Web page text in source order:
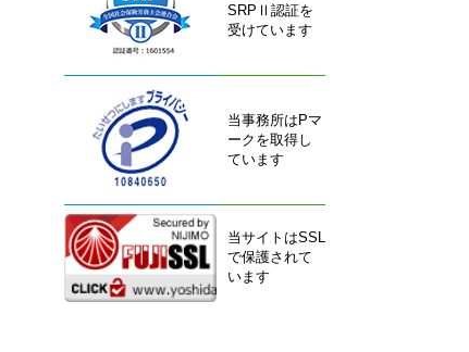
SRPⅡ認証を
受けています
当事務所はPマ
ークを取得し
ています
当サイトはSSL
で保護されて
います